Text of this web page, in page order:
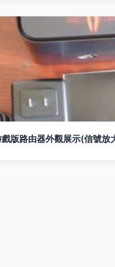
版路由器外觀展示(信號放